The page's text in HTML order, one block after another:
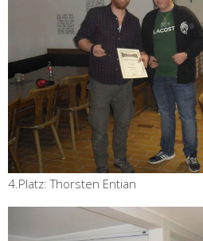
4.Platz: Thorsten Entian